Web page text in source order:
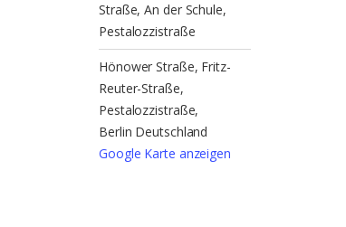
Straße, An der Schule,
Pestalozzistraße
Hönower Straße, Fritz-
Reuter-Straße,
Pestalozzistraße,
Berlin Deutschland
Google Karte anzeigen